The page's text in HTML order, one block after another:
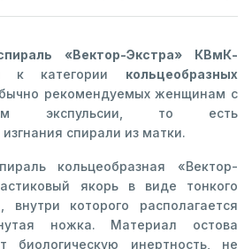
«Вектор-Экстра» КВмК-
к категории кольцеобразных
рекомендуемых женщинам с
экспульсии, то есть
спирали из матки.
кольцеобразная «Вектор-
якорь в виде тонкого
внутри которого располагается
ножка. Материал остова
биологическую инертность, не